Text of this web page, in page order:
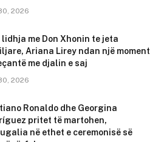
2026
lidhja me Don Xhonin te jeta
Ariana Lirey ndan një moment
me djalin e saj
2026
Ronaldo dhe Georgina
pritet të martohen,
në ethet e ceremonisë së